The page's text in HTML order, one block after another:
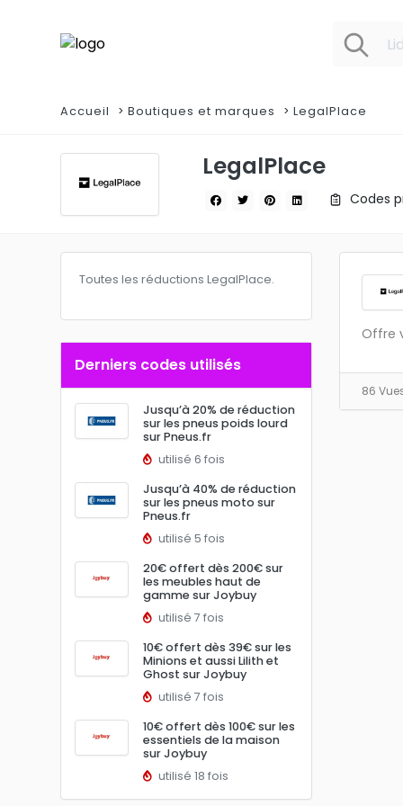
Accueil Boutiques et marques LegalPlace
LegalPlace
Codes
Toutes les réductions LegalPlace.
Derniers codes utilisés
Jusqu’à 20% de réduction
sur les pneus poids lourd
sur Pneus.fr
utilisé 6 fois
Jusqu’à 40% de réduction
sur les pneus moto sur
Pneus.fr
utilisé 5 fois
20€ offert dès 200€ sur
les meubles haut de
gamme sur Joybuy
utilisé 7 fois
10€ offert dès 39€ sur les
Minions et aussi Lilith et
Ghost sur Joybuy
utilisé 7 fois
10€ offert dès 100€ sur les
essentiels de la maison
sur Joybuy
utilisé 18 fois
Offre
86